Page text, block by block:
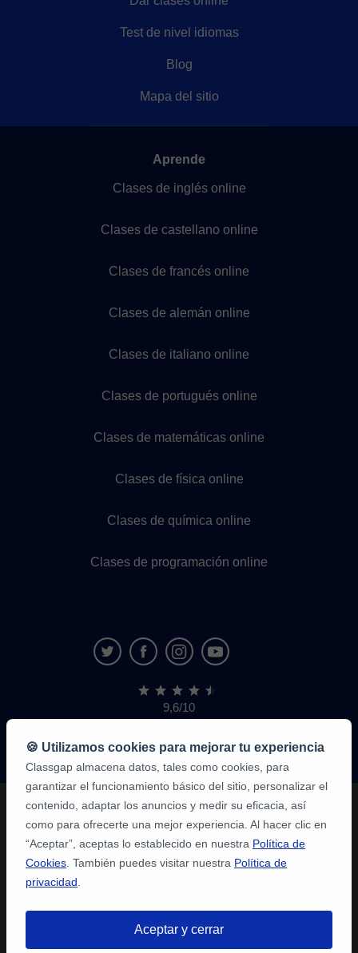
Test de nivel idiomas
Blog
Mapa del sitio
Aprende
Clases de inglés online
Clases de castellano online
Clases de francés online
Clases de alemán online
Clases de italiano online
Clases de portugués online
Clases de matemáticas online
Clases de física online
Clases de química online
Clases de programación online
9,6/10
1,339,284
de
alumnos
🍪 Utilizamos cookies para mejorar tu experiencia
Classgap almacena datos, tales como cookies, para
garantizar el funcionamiento básico del sitio, personalizar el
contenido, adaptar los anuncios y medir su eficacia, así
como para ofrecerte una mejor experiencia. Al hacer clic en
“Aceptar”, aceptas lo establecido en nuestra Política de
Cookies . También puedes visitar nuestra Política de
privacidad
Aceptar y cerrar